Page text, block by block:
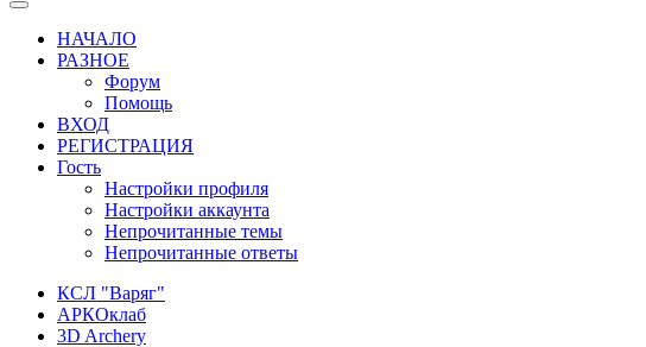
НАЧАЛО
РАЗНОЕ
Форум
Помощь
ВХОД
РЕГИСТРАЦИЯ
Гость
Настройки профиля
Настройки аккаунта
Непрочитанные темы
Непрочитанные ответы
КСЛ "Варяг"
АРКОклаб
3D Archery